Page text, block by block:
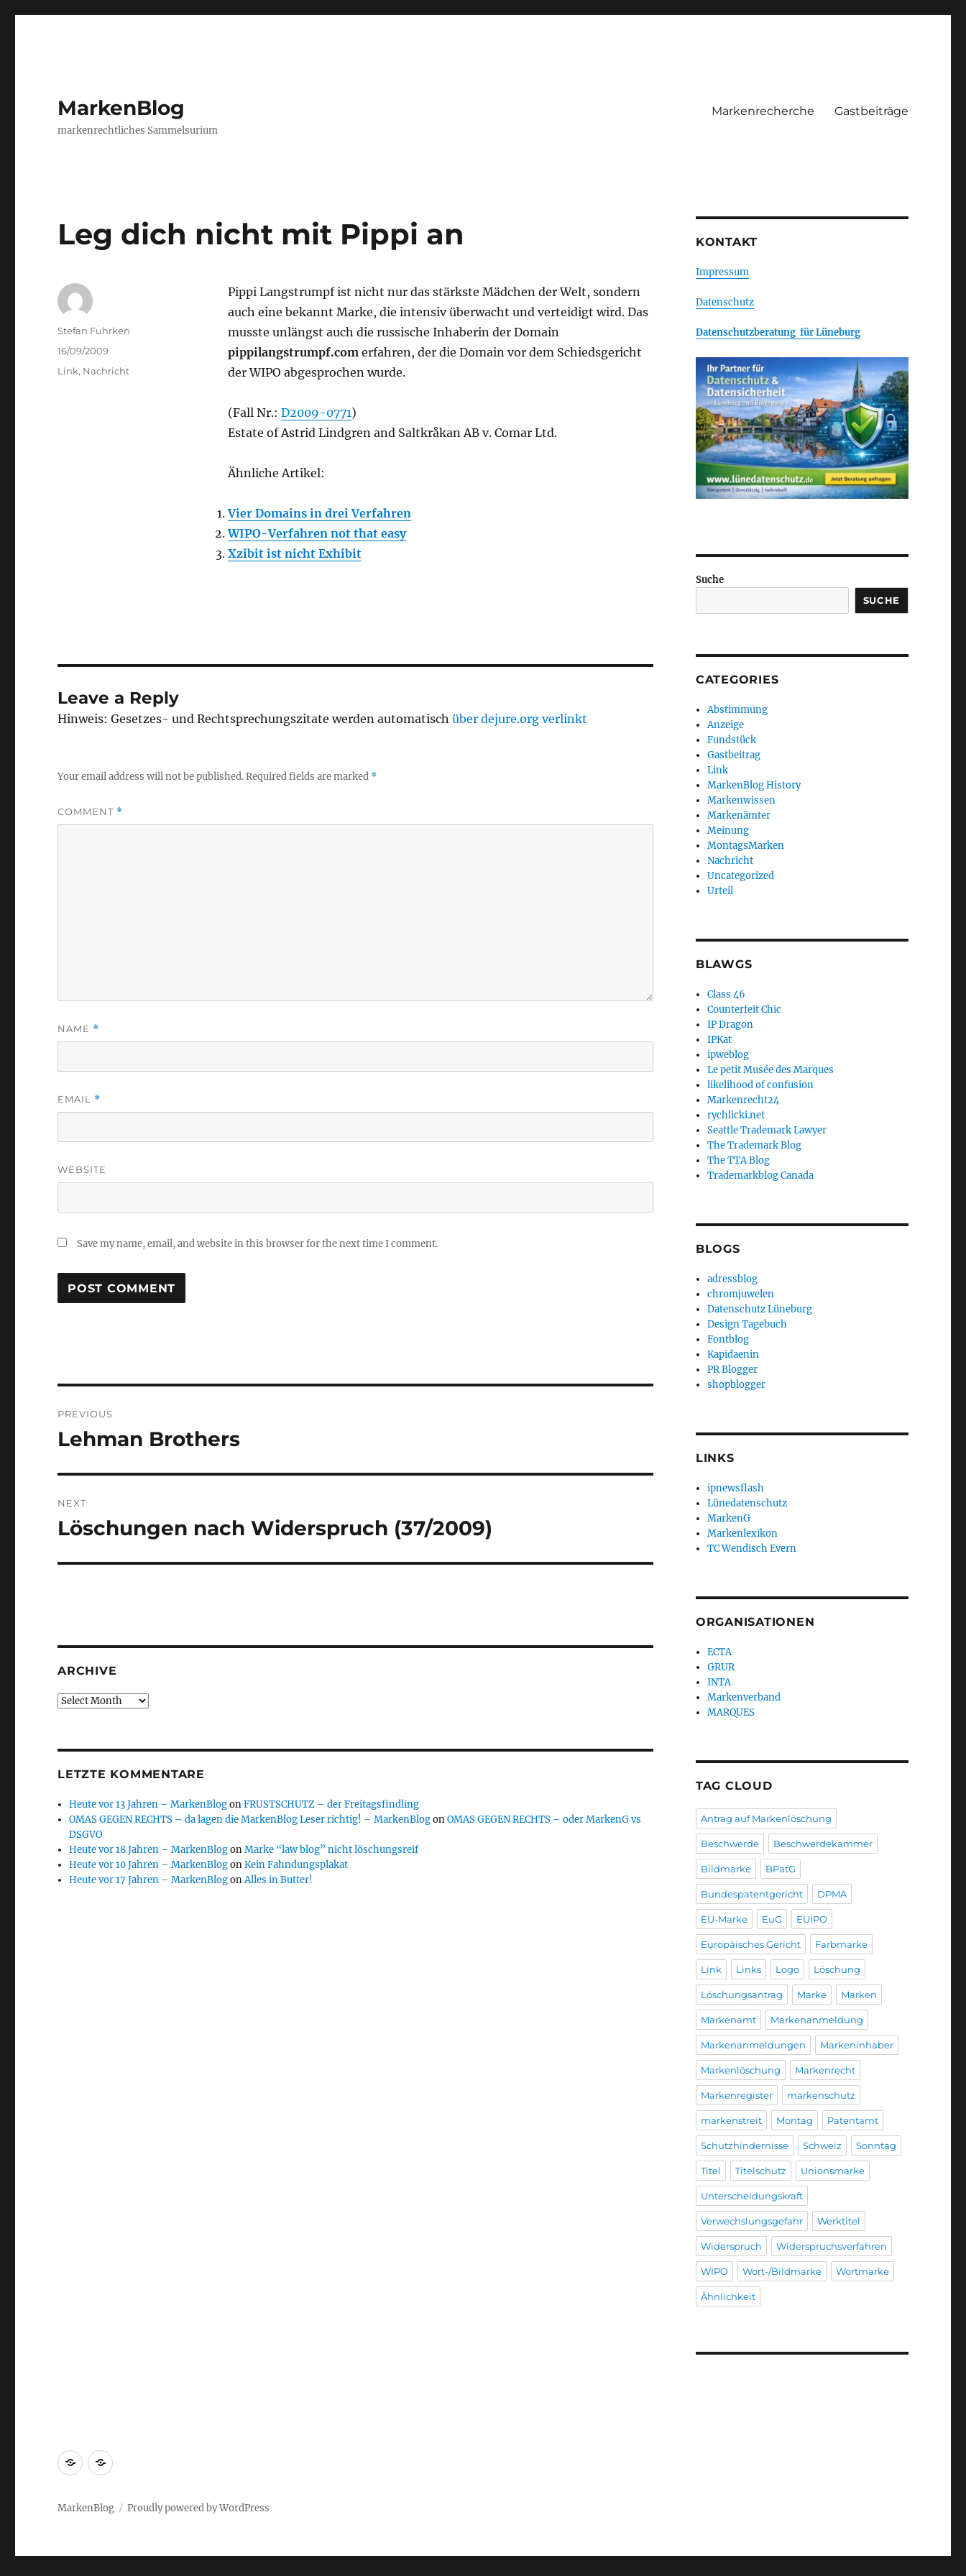
MarkenBlog
markenrechtliches Sammelsurium
Markenrecherche Gastbeiträge
Leg dich nicht mit Pippi an
Pippi Langstrumpf ist nicht nur das stärkste Mädchen der Welt, sondern
auch eine bekannt Marke, die intensiv überwacht und verteidigt wird. Das
musste unlängst auch die russische Inhaberin der Domain
pippilangstrumpf.comerfahren, der die Domain vor dem Schiedsgericht
der WIPO abgesprochen wurde.
(Fall Nr.: D2009-0771)
Estate of Astrid Lindgren and Saltkråkan AB v. Comar Ltd.
Ähnliche Artikel:
Vier Domains in drei Verfahren
WIPO-Verfahren not that easy
Xzibit ist nicht Exhibit
Author
Stefan Fuhrken
Posted
on
16/09/2009
Categories
Link, Nachricht
Leave a Reply
Hinweis: Gesetzes- und Rechtsprechungszitate werden automatischüber dejure.org verlinkt
Your email address will not be published.Required fields are marked *
COMMENT *
NAME *
EMAIL *
WEBSITE
Save my name, email, and website in this browser for the next time I comment.
navigation
PREVIOUS
Previous
Lehman Brothers
NEXT
Next
Löschungen nach Widerspruch (37/2009)
ARCHIVE
Archive
LETZTE KOMMENTARE
Heute vor 13 Jahren – MarkenBlogonFRUSTSCHUTZ – der Freitagsfindling
OMAS GEGEN RECHTS – da lagen die MarkenBlog Leser richtig! – MarkenBlogonOMAS GEGEN RECHTS – oder MarkenG vs
DSGVO
Heute vor 18 Jahren – MarkenBlogonMarke “law blog” nicht löschungsreif
Heute vor 10 Jahren – MarkenBlogonKein Fahndungsplakat
Heute vor 17 Jahren – MarkenBlogonAlles in Butter!
KONTAKT
Impressum
Datenschutz
Datenschutzberatung für Lüneburg
Suche
SUCHE
CATEGORIES
Abstimmung
Anzeige
Fundstück
Gastbeitrag
Link
MarkenBlog History
Markenwissen
Markenämter
Meinung
MontagsMarken
Nachricht
Uncategorized
Urteil
BLAWGS
Class 46
Counterfeit Chic
IP Dragon
IPKat
ipweblog
Le petit Musée des Marques
likelihood of confusion
Markenrecht24
rychlicki.net
Seattle Trademark Lawyer
The Trademark Blog
The TTA Blog
Trademarkblog Canada
BLOGS
adressblog
chromjuwelen
Datenschutz Lüneburg
Design Tagebuch
Fontblog
Kapidaenin
PR Blogger
shopblogger
LINKS
ipnewsflash
Lünedatenschutz
MarkenG
Markenlexikon
TC Wendisch Evern
ORGANISATIONEN
ECTA
GRUR
INTA
Markenverband
MARQUES
TAG CLOUD
Antrag auf Markenlöschung
Beschwerde Beschwerdekammer
Bildmarke BPatG
Bundespatentgericht DPMA
EU-Marke EuG EUIPO
Europäisches Gericht Farbmarke
Link Links Logo Löschung
Löschungsantrag Marke Marken
Markenamt Markenanmeldung
Markenanmeldungen Markeninhaber
Markenlöschung Markenrecht
Markenregister markenschutz
markenstreit Montag Patentamt
Schutzhindernisse Schweiz Sonntag
Titel Titelschutz Unionsmarke
Unterscheidungskraft
Verwechslungsgefahr Werktitel
Widerspruch Widerspruchsverfahren
WIPO Wort-/Bildmarke Wortmarke
Ähnlichkeit
Markenrecherche
Gastbeiträge
MarkenBlog Proudly powered by WordPress